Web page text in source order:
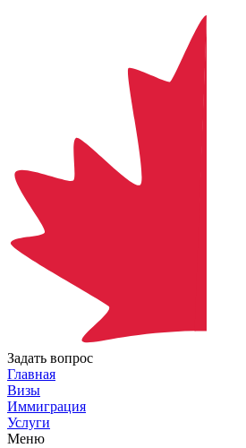
Задать вопрос
Главная
Визы
Иммиграция
Услуги
Меню